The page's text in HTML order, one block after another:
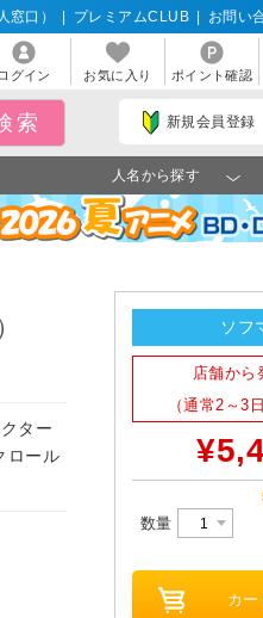
窓口） プレミアムCLUB お問い
ログイン お気に入り ポイント確認
新規会員登録
人名から探す
ター
ロール
ソフ
店舗から
（通常2～3
数量